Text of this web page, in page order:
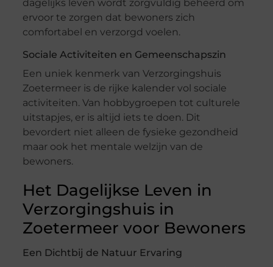
dagelijks leven wordt zorgvuldig beheerd om
ervoor te zorgen dat bewoners zich
comfortabel en verzorgd voelen.
Sociale Activiteiten en Gemeenschapszin
Een uniek kenmerk van Verzorgingshuis
Zoetermeer is de rijke kalender vol sociale
activiteiten. Van hobbygroepen tot culturele
uitstapjes, er is altijd iets te doen. Dit
bevordert niet alleen de fysieke gezondheid
maar ook het mentale welzijn van de
bewoners.
Het Dagelijkse Leven in
Verzorgingshuis in
Zoetermeer voor Bewoners
Een Dichtbij de Natuur Ervaring